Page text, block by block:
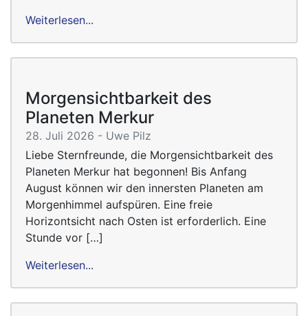
Weiterlesen...
Morgensichtbarkeit des
Planeten Merkur
28. Juli 2026 - Uwe Pilz
Liebe Sternfreunde, die Morgensichtbarkeit des
Planeten Merkur hat begonnen! Bis Anfang
August können wir den innersten Planeten am
Morgenhimmel aufspüren. Eine freie
Horizontsicht nach Osten ist erforderlich. Eine
Stunde vor […]
Weiterlesen...